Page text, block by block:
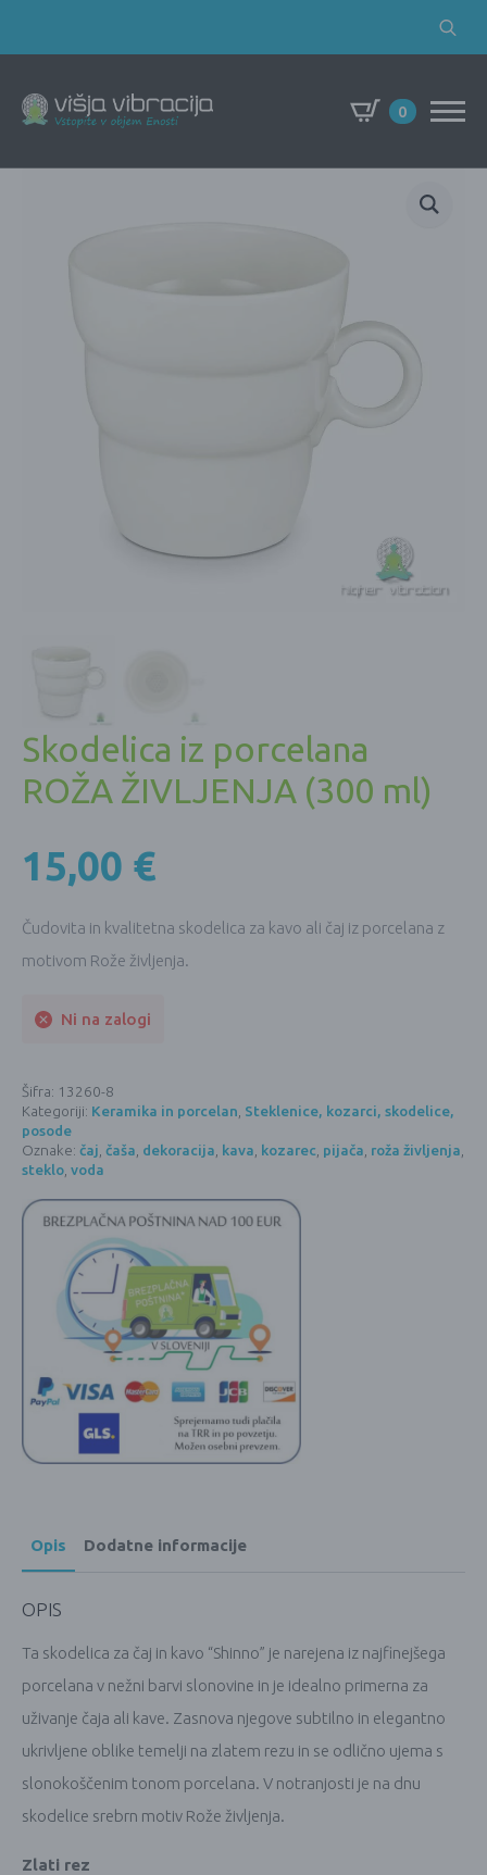
Search
0
Skodelica iz porcelana
ROŽA ŽIVLJENJA (300 ml)
15,00 €
Čudovita in kvalitetna skodelica za kavo ali čaj iz porcelana z
motivom Rože življenja.
Ni na zalogi
Šifra: 13260-8
Kategoriji: Keramika in porcelan, Steklenice, kozarci, skodelice,
posode
Oznake: čaj, čaša, dekoracija, kava, kozarec, pijača, roža življenja,
steklo, voda
Opis Dodatne informacije
OPIS
Ta skodelica za čaj in kavo “Shinno” je narejena iz najfinejšega
porcelana v nežni barvi slonovine in je idealno primerna za
uživanje čaja ali kave. Zasnova njegove subtilno in elegantno
ukrivljene oblike temelji na zlatem rezu in se odlično ujema s
slonokoščenim tonom porcelana. V notranjosti je na dnu
skodelice srebrn motiv Rože življenja.
Zlati rez